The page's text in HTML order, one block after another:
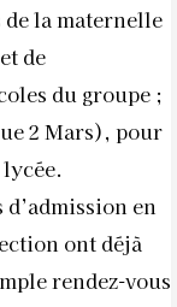
la maternelle
de
du groupe ;
2 Mars), pour
en
ont déjà
rendez-vous